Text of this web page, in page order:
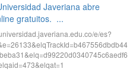
Javeriana abre
gratuitos. ...
e/es?